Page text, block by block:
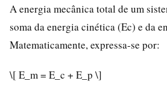
A energia mecânica total de um
soma da energia cinética (Ec) e da
Matematicamente, expressa-se por:
\[ E_m = E_c + E_p \]